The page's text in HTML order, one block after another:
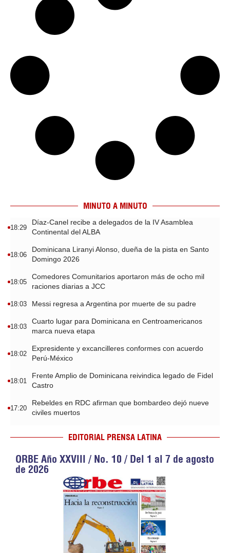
MINUTO A MINUTO
18:29
Díaz-Canel recibe a delegados de la IV Asamblea
Continental del ALBA
18:06
Dominicana Liranyi Alonso, dueña de la pista en Santo
Domingo 2026
18:05
Comedores Comunitarios aportaron más de ocho mil
raciones diarias a JCC
18:03 Messi regresa a Argentina por muerte de su padre
18:03
Cuarto lugar para Dominicana en Centroamericanos
marca nueva etapa
18:02
Expresidente y excancilleres conformes con acuerdo
Perú-México
18:01
Frente Amplio de Dominicana reivindica legado de Fidel
Castro
17:20
Rebeldes en RDC afirman que bombardeo dejó nueve
civiles muertos
EDITORIAL PRENSA LATINA
ORBE Año XXVIII / No. 10 / Del 1 al 7 de agosto
de 2026